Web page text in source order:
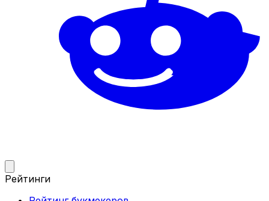
Рейтинги